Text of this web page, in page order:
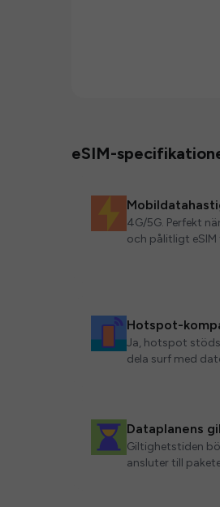
eSIM-
4G/5G. Perfekt
och pålitligt
Hotspot-
Ja, hotspot
dela surf med
Dataplanens
Giltighetstiden
ansluter till